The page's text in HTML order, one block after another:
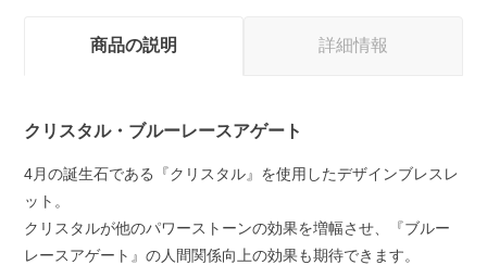
商品の説明 詳細情報
クリスタル・ブルーレースアゲート
4月の誕生石である『クリスタル』を使用したデザインブレスレ
ット。
クリスタルが他のパワーストーンの効果を増幅させ、『ブルー
レースアゲート』の人間関係向上の効果も期待できます。